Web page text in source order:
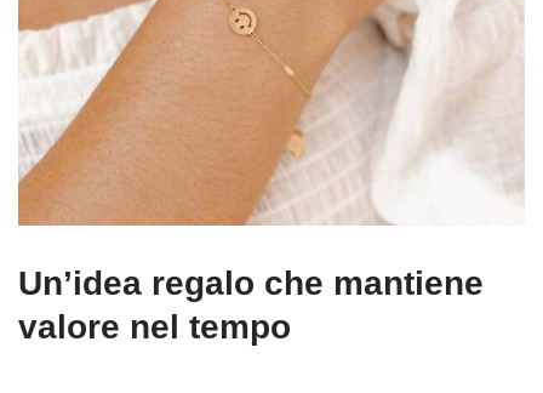
Un’idea regalo che mantiene
valore nel tempo